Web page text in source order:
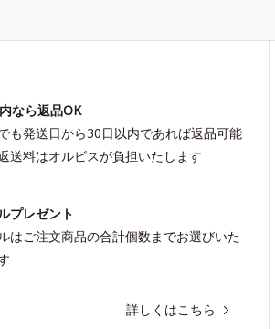
なら返品OK
も発送日から30日以内であれば返品可能
送料はオルビスが負担いたします
プレゼント
はご注文商品の合計個数までお選びいた
詳しくはこちら